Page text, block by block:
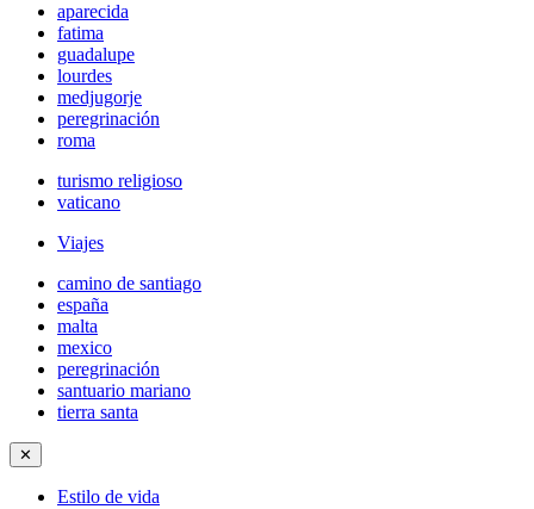
aparecida
fatima
guadalupe
lourdes
medjugorje
peregrinación
roma
turismo religioso
vaticano
Viajes
camino de santiago
españa
malta
mexico
peregrinación
santuario mariano
tierra santa
✕
Estilo de vida